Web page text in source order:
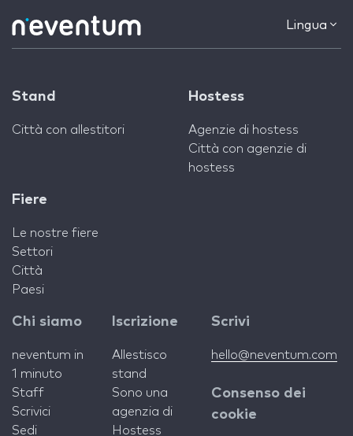
Lingua
Stand
Città con allestitori
Hostess
Agenzie di hostess
Città con agenzie di
hostess
Fiere
Le nostre fiere
Settori
Città
Paesi
Chi siamo
neventum in
1 minuto
Staff
Scrivici
Sedi
Iscrizione
Allestisco
stand
Sono una
agenzia di
Hostess
Scrivi
hello@neventum.com
Consenso dei
cookie